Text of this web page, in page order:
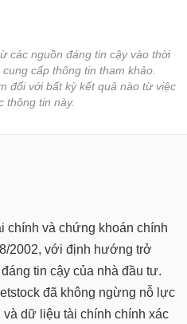
các nguồn đáng tin cậy vào thời
cấp thông tin tham khảo.
đối với bất kỳ kết quả nào từ việc
thông tin này.
chính và chứng khoán chính
2002, với định hướng trở
tin cậy của nhà đầu tư.
đã không ngừng nỗ lực
và dữ liệu tài chính chính xác